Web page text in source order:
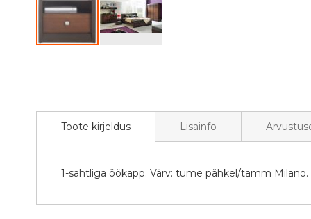
of
Toote kirjeldus
1-sahtliga öökapp. Värv: tume pähkel/tamm Milano.
Lisainfo